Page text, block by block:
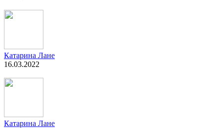
Катарина Лане
16.03.2022
Катарина Лане